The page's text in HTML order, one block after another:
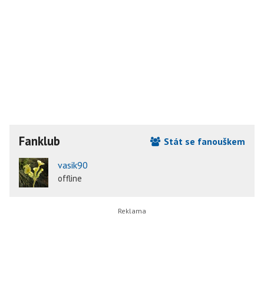
Fanklub
Stát se fanouškem
vasik90
offline